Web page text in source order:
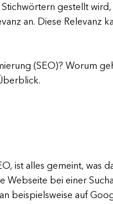
gestellt
an. Diese Relevanz
(SEO)? Worum
ist alles gemeint, was
Webseite bei einer
beispielsweise auf